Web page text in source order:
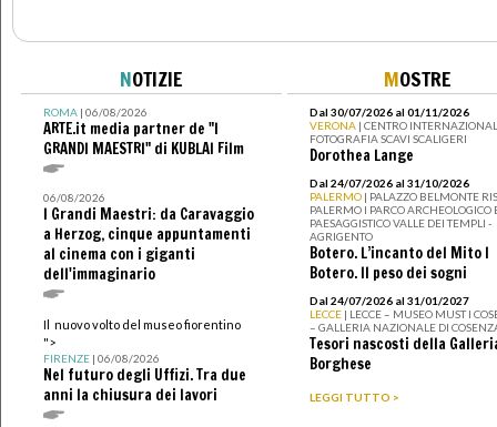
NOTIZIE
ROMA| 06/08/2026
ARTE.it media partner de "I
GRANDI MAESTRI" di KUBLAI Film
06/08/2026
I Grandi Maestri: da Caravaggio
a Herzog, cinque appuntamenti
al cinema con i giganti
dell'immaginario
Il nuovo volto del museo fiorentino
">
FIRENZE| 06/08/2026
Nel futuro degli Uffizi. Tra due
anni la chiusura dei lavori
MOSTRE
Dal 30/07/2026 al 01/11/2026
VERONA | CENTRO
FOTOGRAFIA SCAVI SCALIGERI
Dorothea Lange
Dal 24/07/2026 al 31/10/2026
PALERMO | PALAZZO BELMONTE
PALERMO I PARCO ARCHEOLOGICO
PAESAGGISTICO VALLE DEI TEMPLI -
AGRIGENTO
Botero. L’incanto del Mito I
Botero. Il peso dei sogni
Dal 24/07/2026 al 31/01/2027
LECCE | LECCE – MUSEO MUST I
– GALLERIA NAZIONALE DI
Tesori nascosti della
Borghese
LEGGI TUTTO >